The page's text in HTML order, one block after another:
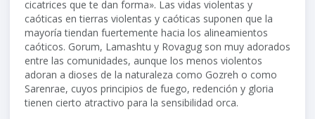
cicatrices que te dan forma». Las vidas violentas y
caóticas en tierras violentas y caóticas suponen que la
mayoría tiendan fuertemente hacia los alineamientos
caóticos. Gorum, Lamashtu y Rovagug son muy adorados
entre las comunidades, aunque los menos violentos
adoran a dioses de la naturaleza como Gozreh o como
Sarenrae, cuyos principios de fuego, redención y gloria
tienen cierto atractivo para la sensibilidad orca.